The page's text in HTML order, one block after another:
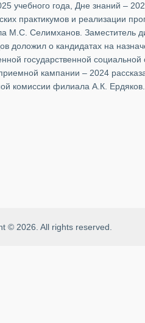
учебного года, Дне знаний –
практикумов и реализации
М.С. Селимханов. Заместитель
доложил о кандидатах на
государственной
кампании – 2024
комиссии филиала А.К. Ердяков.
© 2026. All rights reserved.